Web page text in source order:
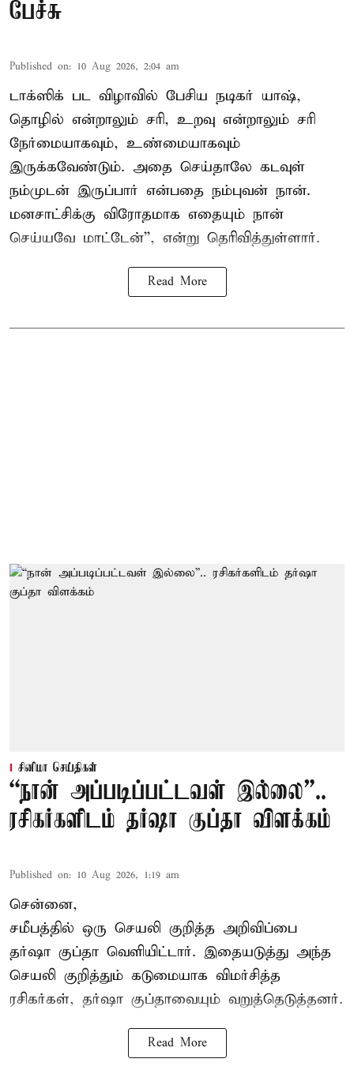
பேச்சு
Published on: 10 Aug 2026, 2:04 am
டாக்ஸிக் பட விழாவில் பேசிய நடிகர் யாஷ்,
தொழில் என்றாலும் சரி, உறவு என்றாலும் சரி
நேர்மையாகவும், உண்மையாகவும்
இருக்கவேண்டும். அதை செய்தாலே கடவுள்
நம்முடன் இருப்பார் என்பதை நம்புவன் நான்.
மனசாட்சிக்கு விரோதமாக எதையும் நான்
செய்யவே மாட்டேன்'', என்று தெரிவித்துள்ளார்.
Read More
சினிமா செய்திகள்
“நான் அப்படிப்பட்டவள் இல்லை”..
ரசிகர்களிடம் தர்ஷா குப்தா விளக்கம்
Published on: 10 Aug 2026, 1:19 am
சென்னை,
சமீபத்தில் ஒரு செயலி குறித்த அறிவிப்பை
தர்ஷா குப்தா வெளியிட்டார். இதையடுத்து அந்த
செயலி குறித்தும் கடுமையாக விமர்சித்த
ரசிகர்கள், தர்ஷா குப்தாவையும் வறுத்தெடுத்தனர்.
Read More